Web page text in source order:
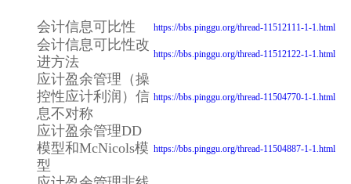
会计信息可比性 https://bbs.pinggu.org/thread-11512111-1-1.html
会计信息可比性改
进方法
https://bbs.pinggu.org/thread-11512122-1-1.html
应计盈余管理（操
控性应计利润）信
息不对称
https://bbs.pinggu.org/thread-11504770-1-1.html
应计盈余管理DD
模型和McNicols模
型
https://bbs.pinggu.org/thread-11504887-1-1.html